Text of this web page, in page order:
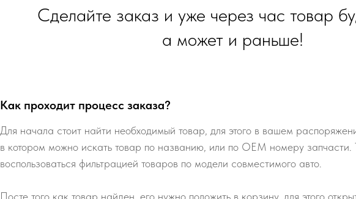
Сделайте заказ и уже через час товар
а может и раньше!
Как проходит процесс заказа?
Для начала стоит найти необходимый товар, для этого в вашем
в котором можно искать товар по названию, или по ОЕМ номеру
воспользоваться фильтрацией товаров по модели совместимого авто.
Посте того как товар найден, его нужно положить в корзину, для этого